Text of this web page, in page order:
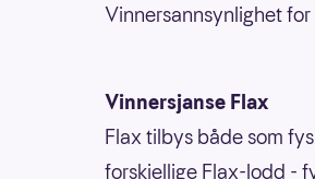
Vinnersannsynlighet
Vinnersjanse Flax
Flax tilbys både som
forskjellige Flax-lodd -